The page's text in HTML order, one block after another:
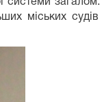
міських судів